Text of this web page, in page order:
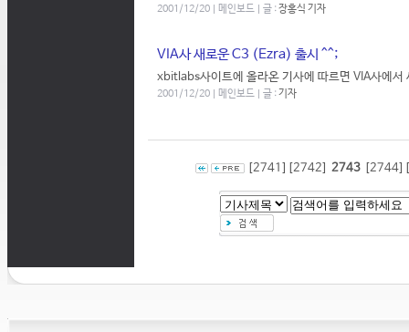
2001/12/20 | 메인보드 | 글 :장홍식 기자
VIA사 새로운 C3 (Ezra) 출시 ^^;
xbitlabs사이트에 올라온 기사에 따르면 VIA사에
2001/12/20 | 메인보드 | 글 :기자
[2741] [2742] 2743 [2744]